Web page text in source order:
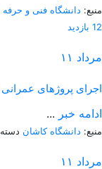
منبع: دانشگاه فنی و
12 بازدید
۱۱ مرداد
اجرای پروژهای
... ادامه خبر
منبع: دانشگاه کاشان
۱۱ مرداد